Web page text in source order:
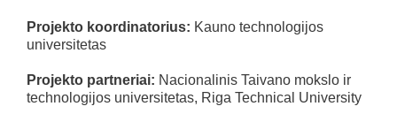
Projekto koordinatorius: Kauno technologijos
universitetas
Projekto partneriai: Nacionalinis Taivano mokslo ir
technologijos universitetas, Riga Technical University